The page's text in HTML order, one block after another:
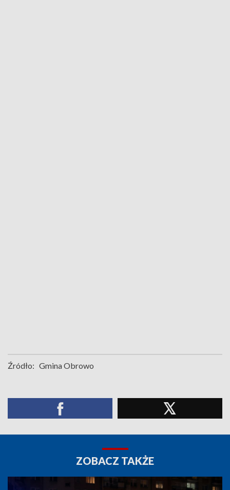
Źródło: Gmina Obrowo
ZOBACZ TAKŻE